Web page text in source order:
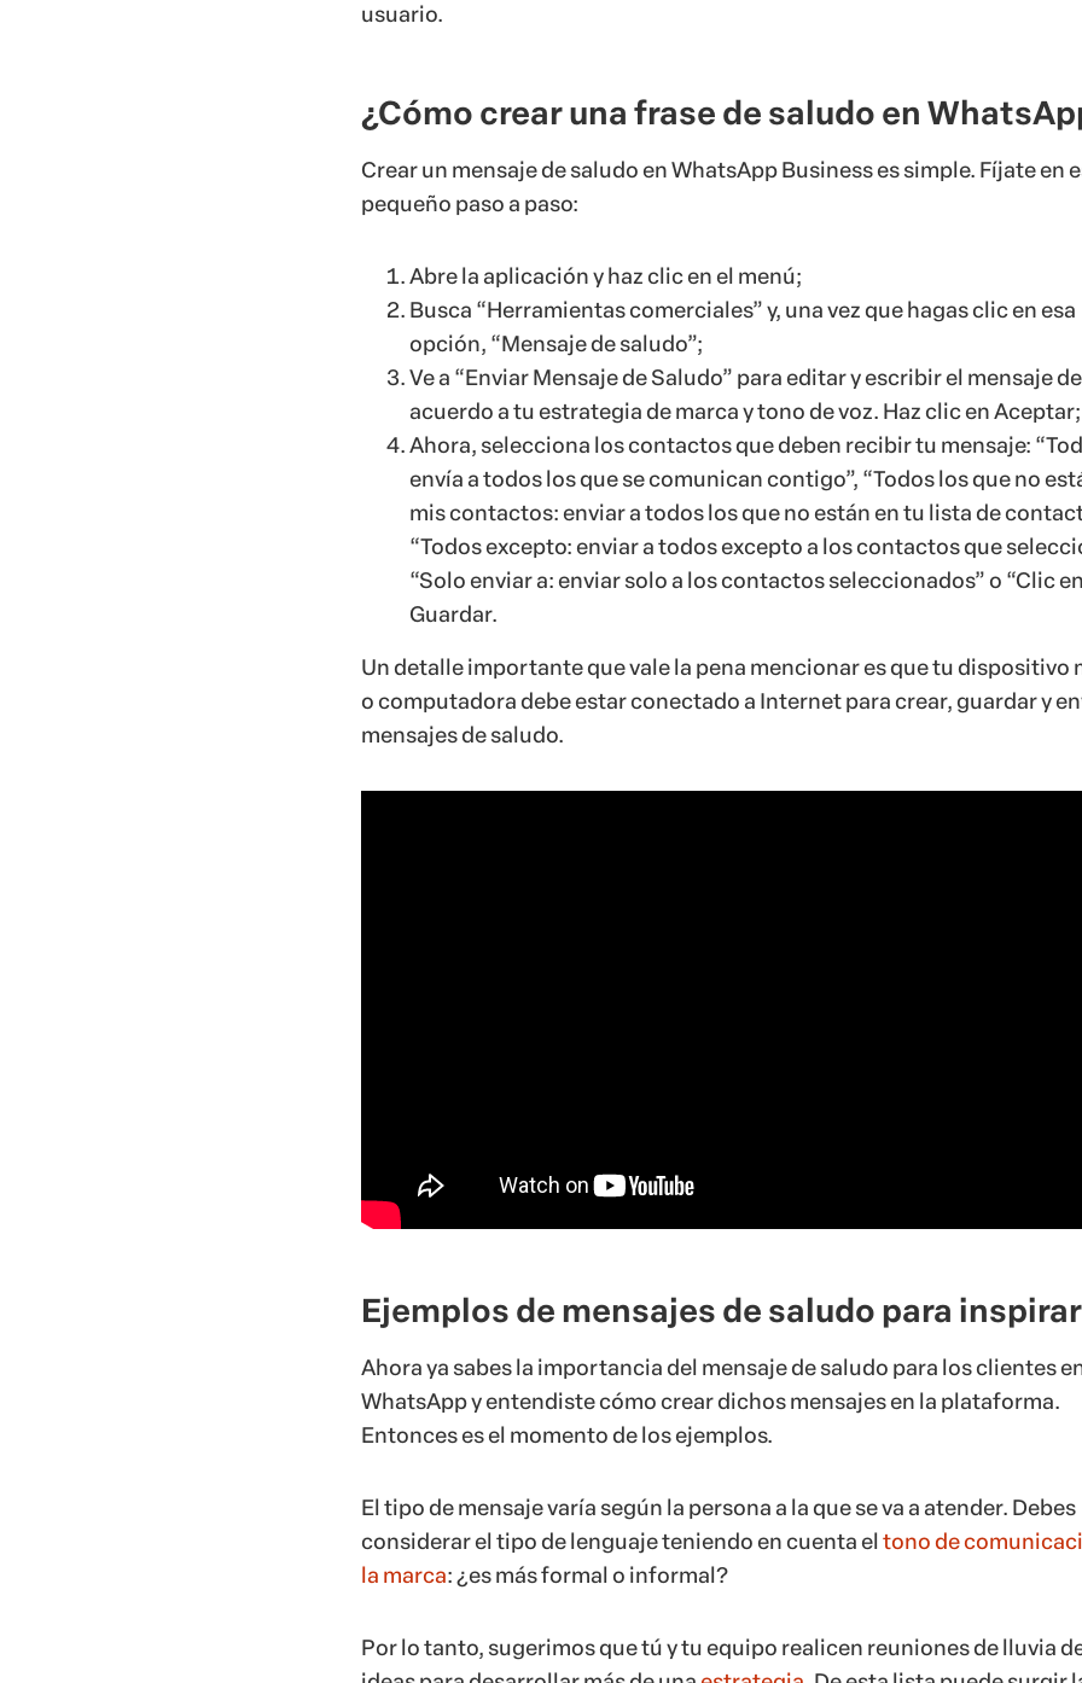
usuario.
¿Cómo crear una frase de saludo en
Crear un mensaje de saludo en WhatsApp Business es simple. Fíjate en
pequeño paso a paso:
Abre la aplicación y haz clic en el menú;
Busca “Herramientas comerciales” y, una vez que hagas clic en esa
opción, “Mensaje de saludo”;
Ve a “Enviar Mensaje de Saludo” para editar y escribir el mensaje de
acuerdo a tu estrategia de marca y tono de voz. Haz clic en Aceptar;
Ahora, selecciona los contactos que deben recibir tu mensaje:
envía a todos los que se comunican contigo”, “Todos los que no
mis contactos: enviar a todos los que no están en tu lista de
“Todos excepto: enviar a todos excepto a los contactos que
“Solo enviar a: enviar solo a los contactos seleccionados” o “Clic en
Guardar.
Un detalle importante que vale la pena mencionar es que tu dispositivo
o computadora debe estar conectado a Internet para crear, guardar y
mensajes de saludo.
Ejemplos de mensajes de saludo para
Ahora ya sabes la importancia del mensaje de saludo para los clientes
WhatsApp y entendiste cómo crear dichos mensajes en la plataforma.
Entonces es el momento de los ejemplos.
El tipo de mensaje varía según la persona a la que se va a atender. Debes
considerar el tipo de lenguaje teniendo en cuenta el tono de
la marca: ¿es más formal o informal?
Por lo tanto, sugerimos que tú y tu equipo realicen reuniones de lluvia